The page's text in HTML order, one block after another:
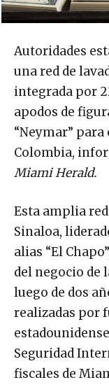
Autoridades
una red de
integrada por
apodos de
“Neymar”
Colombia,
Miami Herald.
Esta amplia
Sinaloa,
alias “El
del negocio de
luego de dos
realizadas por
Seguridad
fiscales de